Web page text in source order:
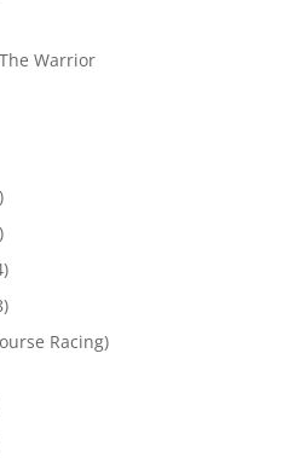
Warrior
Racing)